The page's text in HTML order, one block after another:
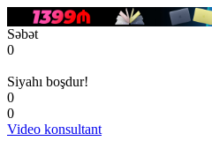
Səbət
0
Siyahı boşdur!
0
0
Video konsultant